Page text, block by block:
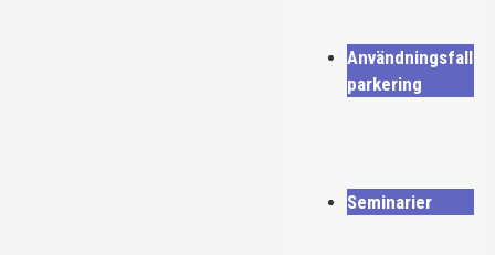
Användningsfall
parkering
Seminarier